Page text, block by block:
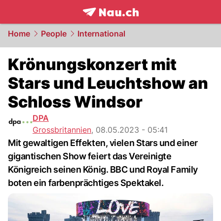
frontpage.NAU.ch
Home People International
Krönungskonzert mit
Stars und Leuchtshow an
Schloss Windsor
DPA
Grossbritannien, 08.05.2023 - 05:41
Mit gewaltigen Effekten, vielen Stars und einer
gigantischen Show feiert das Vereinigte
Königreich seinen König. BBC und Royal Family
boten ein farbenprächtiges Spektakel.